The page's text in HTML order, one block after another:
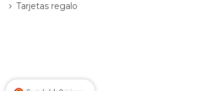
Tarjetas regalo